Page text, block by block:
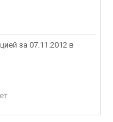
за 07.11.2012 в